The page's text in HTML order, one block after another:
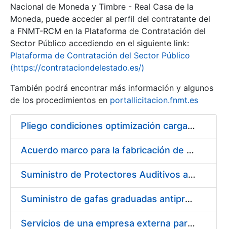
Erakutsi/Ezkutatu
Erakutsi/Ezkutatu
Nacional de Moneda y Timbre - Real Casa de la
Moneda, puede acceder al perfil del contratante del
a FNMT-RCM en la Plataforma de Contratación del
Sector Público accediendo en el siguiente link:
Plataforma de Contratación del Sector Público
(https://contrataciondelestado.es/)
También podrá encontrar más información y algunos
de los procedimientos en portallicitacion.fnmt.es
Pliego condiciones optimización cargas compras firmado
Acuerdo marco para la fabricación de piezas
Suministro de Protectores Auditivos a medida para las personas trabajadoras de los Centros de Trabajo de Madrid y Burgos
Suministro de gafas graduadas antiproyecciones para los trabajadores de la FNMT-RCM en los centros de trabajo de Madrid y Burgos
Servicios de una empresa externa para el asesoramiento y resolución de los recursos de alzada que se presentan relacionados con procesos de selección para la FNMT-RCM